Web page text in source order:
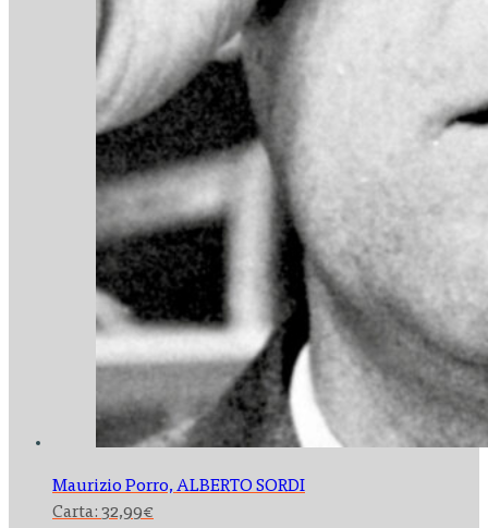
Maurizio Porro,ALBERTO SORDI
Carta: 32,99€